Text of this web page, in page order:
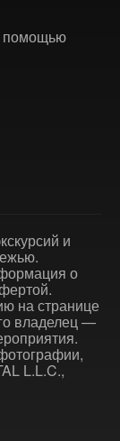
помощью
и
о
на странице
владелец —
L.L.C.,